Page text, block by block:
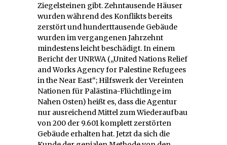
Ziegelsteinen gibt. Zehntausende Häuser
wurden während des Konflikts bereits
zerstört und hunderttausende Gebäude
wurden im vergangenen Jahrzehnt
mindestens leicht beschädigt. In einem
Bericht der UNRWA („United Nations Relief
and Works Agency for Palestine Refugees
in the Near East“; Hilfswerk der Vereinten
Nationen für Palästina-Flüchtlinge im
Nahen Osten) heißt es, dass die Agentur
nur ausreichend Mittel zum Wiederaufbau
von 200 der 9.601 komplett zerstörten
Gebäude erhalten hat. Jetzt da sich die